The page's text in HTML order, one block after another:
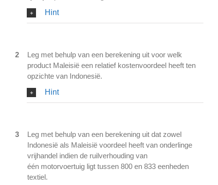
Hint
2
Leg met behulp van een berekening uit voor welk
product Maleisië een relatief kostenvoordeel heeft ten
opzichte van Indonesië.
Hint
3
Leg met behulp van een berekening uit dat zowel
Indonesië als Maleisië voordeel heeft van onderlinge
vrijhandel indien de ruilverhouding van
één motorvoertuig ligt tussen 800 en 833 eenheden
textiel.